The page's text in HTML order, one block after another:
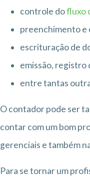
controle dofluxo
preenchimento e
escrituração de
emissão, registro
entre tantas
O contador pode ser
contar com um bom
gerenciais e também
Para se tornar um